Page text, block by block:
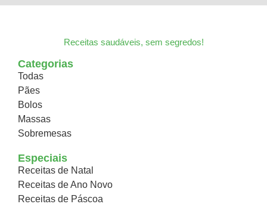
Receitas saudáveis, sem segredos!
Categorias
Todas
Pães
Bolos
Massas
Sobremesas
Especiais
Receitas de Natal
Receitas de Ano Novo
Receitas de Páscoa